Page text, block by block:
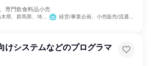
専門飲食料品小売
、神奈川県、愛知県、滋賀県、京都府、大阪府、兵庫県、奈良県、和歌山県 経営/事業企画、小売販売/流通、SCM/生産管理/購買/物流、人事、総務、営業、商品企画、マーケティング・広告・宣伝
けシステムなどのプログラマ